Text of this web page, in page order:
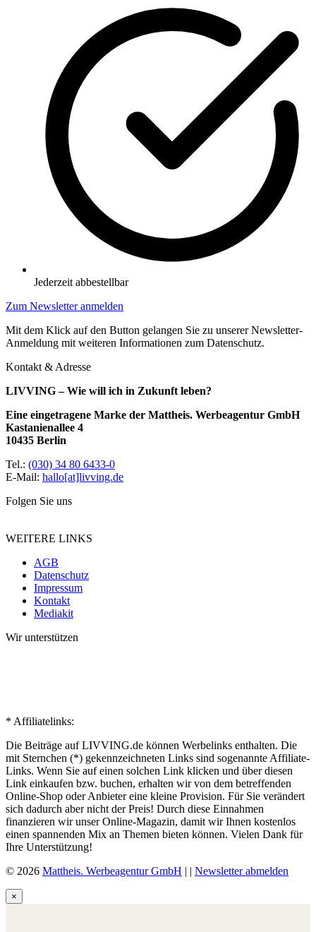
Jederzeit abbestellbar
Zum Newsletter anmelden
Mit dem Klick auf den Button gelangen Sie zu unserer Newsletter-
Anmeldung mit weiteren Informationen zum Datenschutz.
Kontakt & Adresse
LIVVING – Wie will ich in Zukunft leben?
Eine eingetragene Marke der Mattheis. Werbeagentur GmbH
Kastanienallee 4
10435 Berlin
Tel.: (030) 34 80 6433-0
E-Mail: hallo[at]livving.de
Folgen Sie uns
WEITERE LINKS
AGB
Datenschutz
Impressum
Kontakt
Mediakit
Wir unterstützen
* Affiliatelinks:
Die Beiträge auf LIVVING.de können Werbelinks enthalten. Die
mit Sternchen (*) gekennzeichneten Links sind sogenannte Affiliate-
Links. Wenn Sie auf einen solchen Link klicken und über diesen
Link einkaufen bzw. buchen, erhalten wir von dem betreffenden
Online-Shop oder Anbieter eine kleine Provision. Für Sie verändert
sich dadurch aber nicht der Preis! Durch diese Einnahmen
finanzieren wir unser Online-Magazin, damit wir Ihnen kostenlos
einen spannenden Mix an Themen bieten können. Vielen Dank für
Ihre Unterstützung!
© 2026 Mattheis. Werbeagentur GmbH | | Newsletter abmelden
×